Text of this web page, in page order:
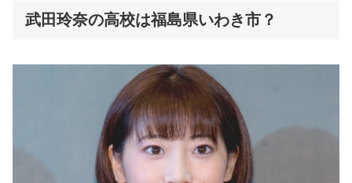
武田玲奈の高校は福島県いわき市？